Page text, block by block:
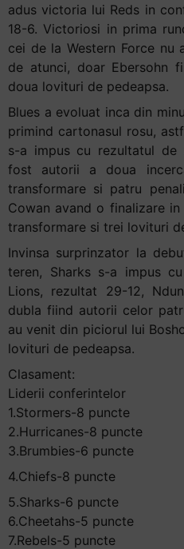
adus victoria lui Reds in
18-6. Victoriosi in prima
cei de la Western Force nu
de atunci, doar Ebersohn
doua lovituri de pedeapsa.
Blues a evoluat inca din
primind cartonasul rosu,
s-a impus cu rezultatul de
fost autorii a doua
transformare si patru
Cowan avand o finalizare
transformare si trei lovituri
Invinsa surprinzator la
teren, Sharks s-a impus
Lions, rezultat 29-12,
dubla fiind autorii celor
au venit din piciorul lui
lovituri de pedeapsa.
Clasament:
Liderii conferintelor
1.Stormers-8 puncte
2.Hurricanes-8 puncte
3.Brumbies-6 puncte
4.Chiefs-8 puncte
5.Sharks-6 puncte
6.Cheetahs-5 puncte
7.Rebels-5 puncte